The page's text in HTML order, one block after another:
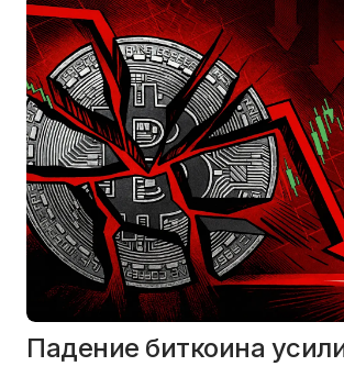
Падение биткоина